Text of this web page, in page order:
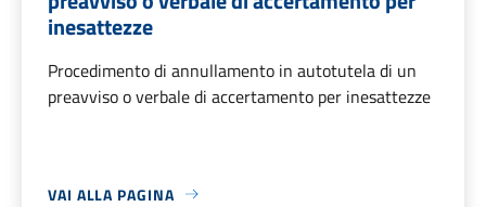
inesattezze
Procedimento di annullamento in autotutela di un
preavviso o verbale di accertamento per inesattezze
VAI ALLA PAGINA